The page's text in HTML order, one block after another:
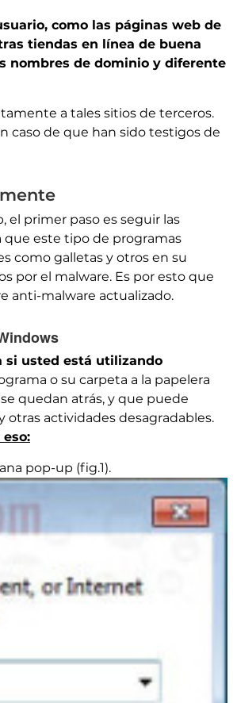
como las páginas web de
tiendas en línea de buena
nombres de dominio y diferente
a tales sitios de terceros.
caso de que han sido testigos de
el primer paso es seguir las
que este tipo de programas
como galletas y otros en su
por el malware. Es por esto que
anti-malware actualizado.
si usted está utilizando
o su carpeta a la papelera
quedan atrás, y que puede
otras actividades desagradables.
eso:
pop-up (fig.1).